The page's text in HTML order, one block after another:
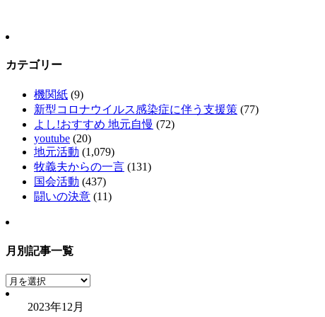
カテゴリー
機関紙 (9)
新型コロナウイルス感染症に伴う支援策 (77)
よし!おすすめ 地元自慢 (72)
youtube (20)
地元活動 (1,079)
牧義夫からの一言 (131)
国会活動 (437)
闘いの決意 (11)
月別記事一覧
月
別
2023年12月